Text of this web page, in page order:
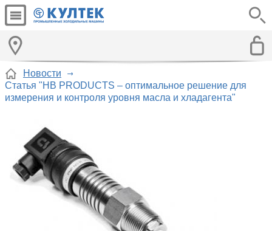
Новости
Статья "HB PRODUCTS – оптимальное решение для
измерения и контроля уровня масла и хладагента"